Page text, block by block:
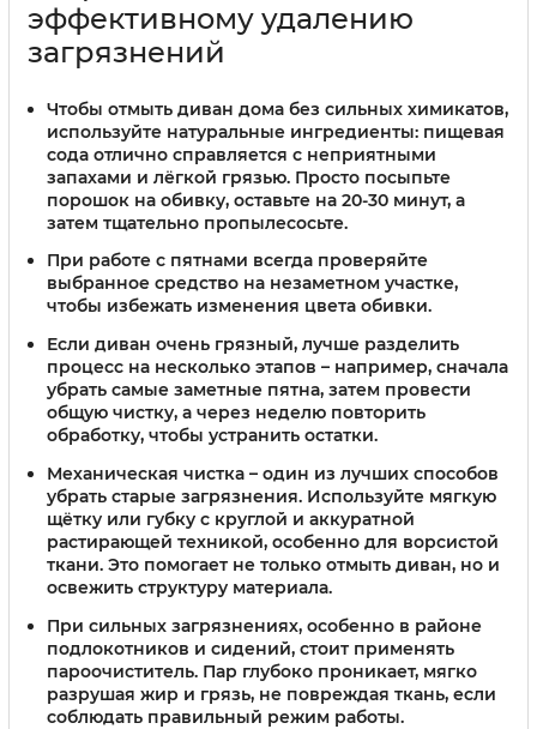
эффективному удалению
загрязнений
Чтобы отмыть диван дома без сильных химикатов,
используйте натуральные ингредиенты: пищевая
сода отлично справляется с неприятными
запахами и лёгкой грязью. Просто посыпьте
порошок на обивку, оставьте на 20-30 минут, а
затем тщательно пропылесосьте.
При работе с пятнами всегда проверяйте
выбранное средство на незаметном участке,
чтобы избежать изменения цвета обивки.
Если диван очень грязный, лучше разделить
процесс на несколько этапов – например, сначала
убрать самые заметные пятна, затем провести
общую чистку, а через неделю повторить
обработку, чтобы устранить остатки.
Механическая чистка – один из лучших способов
убрать старые загрязнения. Используйте мягкую
щётку или губку с круглой и аккуратной
растирающей техникой, особенно для ворсистой
ткани. Это помогает не только отмыть диван, но и
освежить структуру материала.
При сильных загрязнениях, особенно в районе
подлокотников и сидений, стоит применять
пароочиститель. Пар глубоко проникает, мягко
разрушая жир и грязь, не повреждая ткань, если
соблюдать правильный режим работы.